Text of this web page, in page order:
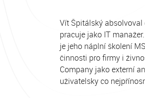
Vít Špitálský
pracuje jako IT
je jeho náplní školení
činnosti pro firmy i
Company jako externí
uživatelsky co